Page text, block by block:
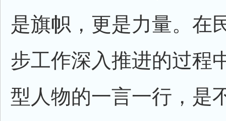
是旗帜，更是力量。在
步工作深入推进的过程
型人物的一言一行，是